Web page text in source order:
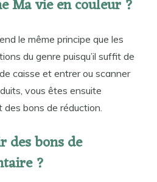
Ma vie en couleur ?
le même principe que les
du genre puisqu’il suffit de
caisse et entrer ou scanner
vous êtes ensuite
bons de réduction.
des bons de
?